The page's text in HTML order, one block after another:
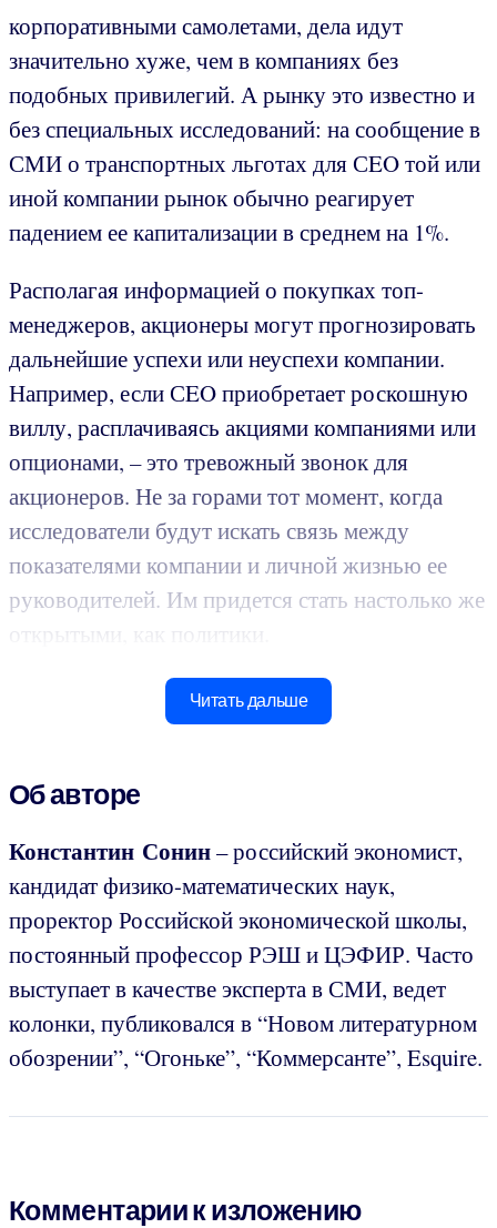
корпоративными самолетами, дела идут
значительно хуже, чем в компаниях без
подобных привилегий. А рынку это известно и
без специальных исследований: на сообщение в
СМИ о транспортных льготах для СEO той или
иной компании рынок обычно реагирует
падением ее капитализации в среднем на 1%.
Располагая информацией о покупках топ-
менеджеров, акционеры могут прогнозировать
дальнейшие успехи или неуспехи компании.
Например, если СEO приобретает роскошную
виллу, расплачиваясь акциями компаниями или
опционами, – это тревожный звонок для
акционеров. Не за горами тот момент, когда
исследователи будут искать связь между
показателями компании и личной жизнью ее
руководителей. Им придется стать настолько же
Читать дальше
Об авторе
Константин Сонин– российский экономист,
кандидат физико-математических наук,
проректор Российской экономической школы,
постоянный профессор РЭШ и ЦЭФИР. Часто
выступает в качестве эксперта в СМИ, ведет
колонки, публиковался в “Новом литературном
обозрении”, “Огоньке”, “Коммерсанте”, Esquire.
Комментарии к изложению